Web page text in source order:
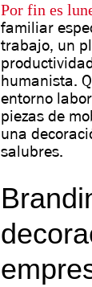
Por fin es
familiar
trabajo, un
humanista.
entorno
piezas de
una
salubres.